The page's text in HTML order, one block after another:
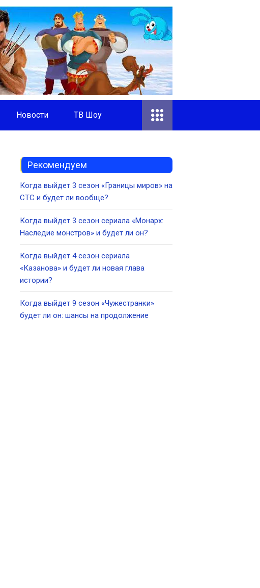
Новости ТВ Шоу
Рекомендуем
Когда выйдет 3 сезон «Границы миров» на
СТС и будет ли вообще?
Когда выйдет 3 сезон сериала «Монарх:
Наследие монстров» и будет ли он?
Когда выйдет 4 сезон сериала
«Казанова» и будет ли новая глава
истории?
Когда выйдет 9 сезон «Чужестранки»
будет ли он: шансы на продолжение